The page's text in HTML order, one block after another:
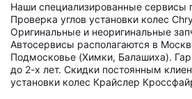
Наши специализированные сервисы
Проверка углов установки колес
Оригинальные и неоригинальные
Автосервисы располагаются в
Подмосковье (Химки, Балашиха).
до 2-х лет. Скидки постоянным
установки колес Крайслер